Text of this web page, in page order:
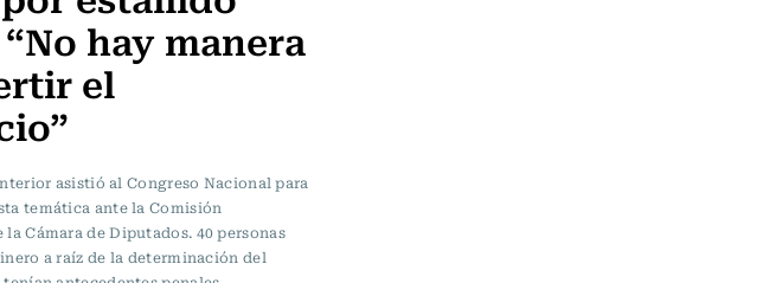
hay manera
el
asistió al Congreso Nacional para
temática ante la Comisión
Cámara de Diputados. 40 personas
a raíz de la determinación del